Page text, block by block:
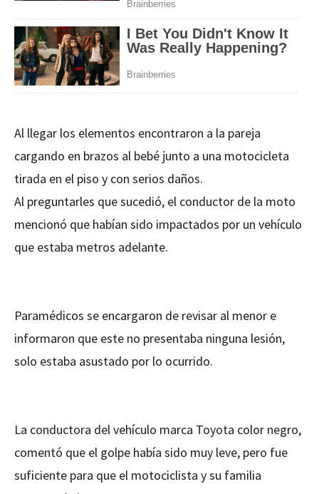
Al llegar los elementos encontraron a la pareja
cargando en brazos al bebé junto a una motocicleta
tirada en el piso y con serios daños.
Al preguntarles que sucedió, el conductor de la moto
mencionó que habían sido impactados por un vehículo
que estaba metros adelante.
Paramédicos se encargaron de revisar al menor e
informaron que este no presentaba ninguna lesión,
solo estaba asustado por lo ocurrido.
La conductora del vehículo marca Toyota color negro,
comentó que el golpe había sido muy leve, pero fue
suficiente para que el motociclista y su familia